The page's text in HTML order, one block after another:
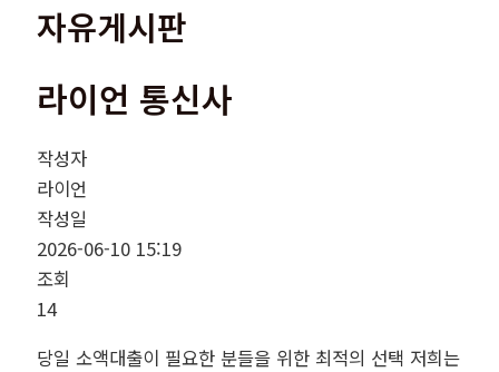
자유게시판
라이언 통신사
작성자
라이언
작성일
2026-06-10 15:19
조회
14
당일 소액대출이 필요한 분들을 위한 최적의 선택 저희는